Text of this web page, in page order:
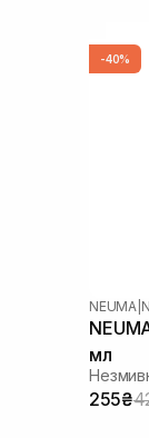
-40%
NEUMA
мл
255₴